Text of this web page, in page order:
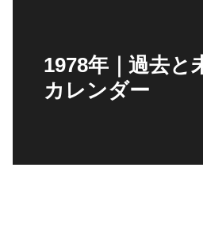
1978年｜過去と
カレンダー